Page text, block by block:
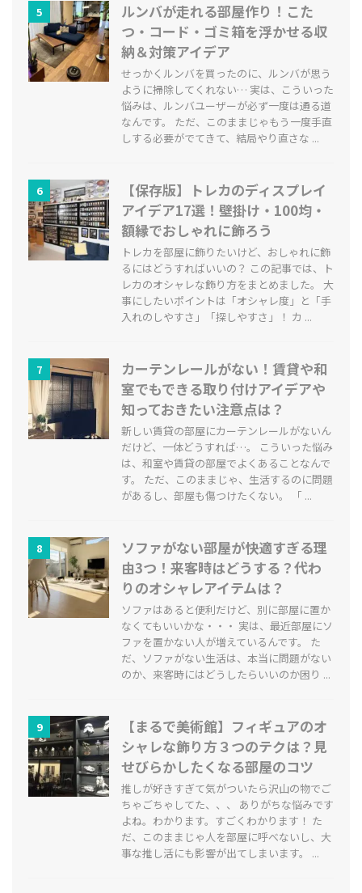
5
ルンバが走れる部屋作り！こた
つ・コード・ゴミ箱を浮かせる収
納＆対策アイデア
せっかくルンバを買ったのに、ルンバが思う
ように掃除してくれない… 実は、こういった
悩みは、ルンバユーザーが必ず一度は通る道
なんです。 ただ、このままじゃもう一度手直
しする必要がでてきて、結局やり直さな ...
6
【保存版】トレカのディスプレイ
アイデア17選！壁掛け・100均・
額縁でおしゃれに飾ろう
トレカを部屋に飾りたいけど、おしゃれに飾
るにはどうすればいいの？ この記事では、ト
レカのオシャレな飾り方をまとめました。 大
事にしたいポイントは「オシャレ度」と「手
入れのしやすさ」「探しやすさ」！ カ ...
7
カーテンレールがない！賃貸や和
室でもできる取り付けアイデアや
知っておきたい注意点は？
新しい賃貸の部屋にカーテンレールがないん
だけど、一体どうすれば…。 こういった悩み
は、和室や賃貸の部屋でよくあることなんで
す。 ただ、このままじゃ、生活するのに問題
があるし、部屋も傷つけたくない。 「 ...
8
ソファがない部屋が快適すぎる理
由3つ！来客時はどうする？代わ
りのオシャレアイテムは？
ソファはあると便利だけど、別に部屋に置か
なくてもいいかな・・・ 実は、最近部屋にソ
ファを置かない人が増えているんです。 た
だ、ソファがない生活は、本当に問題がない
のか、来客時にはどうしたらいいのか困り ...
9
【まるで美術館】フィギュアのオ
シャレな飾り方３つのテクは？見
せびらかしたくなる部屋のコツ
推しが好きすぎて気がついたら沢山の物でご
ちゃごちゃしてた、、、 ありがちな悩みです
よね。わかります。すごくわかります！ た
だ、このままじゃ人を部屋に呼べないし、大
事な推し活にも影響が出てしまいます。 ...